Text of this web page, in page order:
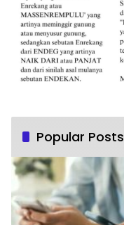
Popular Posts